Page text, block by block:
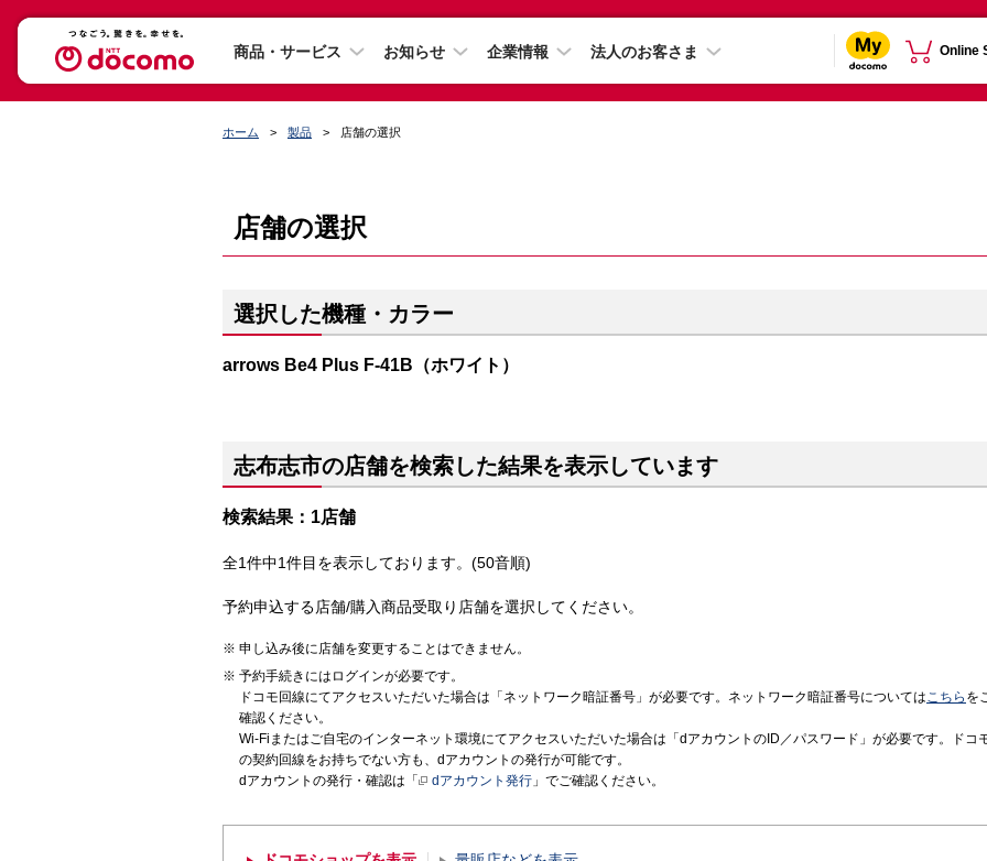
商品・サービス お知らせ 企業情報 法人のお客さま Online
ホーム 製品 店舗の選択
店舗の選択
選択した機種・カラー
arrows Be4 Plus F-41B（ホワイト）
志布志市の店舗を検索した結果を表示しています
検索結果：1店舗
全1件中1件目を表示しております。(50音順)
予約申込する店舗/購入商品受取り店舗を選択してください。
申し込み後に店舗を変更することはできません。
予約手続きにはログインが必要です。
ドコモ回線にてアクセスいただいた場合は「ネットワーク暗証番号」が必要です。ネットワーク暗証番号についてはこちら を
確認ください。
Wi-Fiまたはご自宅のインターネット環境にてアクセスいただいた場合は「dアカウントのID／パスワード」が必要です。ドコ
の契約回線をお持ちでない方も、dアカウントの発行が可能です。
dアカウントの発行・確認は「
dアカウント発行 」でご確認ください。